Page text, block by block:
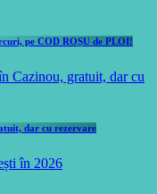
pe COD ROȘU de PLOI!
dar cu rezervare